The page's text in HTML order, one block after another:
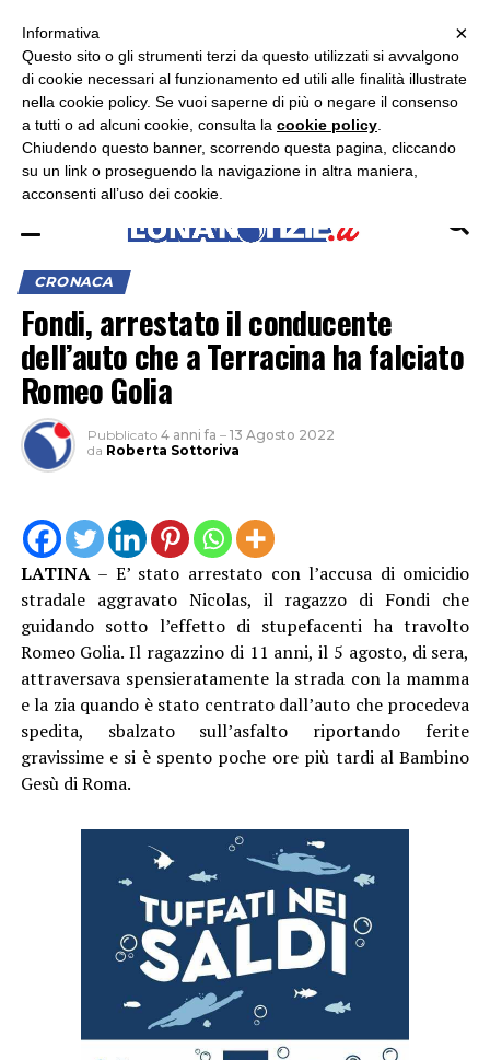
ASCOLTA RADIO LUNA
CRONACA
Fondi, arrestato il conducente
dell’auto che a Terracina ha falciato
Romeo Golia
Pubblicato 4 anni fa – 13 Agosto 2022
da Roberta Sottoriva
LATINA– E’ stato arrestato con l’accusa di omicidio
stradale aggravato Nicolas, il ragazzo di Fondi che
guidando sotto l’effetto di stupefacenti ha travolto
Romeo Golia. Il ragazzino di 11 anni, il 5 agosto, di sera,
attraversava spensieratamente la strada con la mamma
e la zia quando è stato centrato dall’auto che procedeva
spedita, sbalzato sull’asfalto riportando ferite
gravissime e si è spento poche ore più tardi al Bambino
Gesù di Roma.
×
×
Informativa
Questo sito o gli strumenti terzi da questo utilizzati si avvalgono
di cookie necessari al funzionamento ed utili alle finalità illustrate
nella cookie policy. Se vuoi saperne di più o negare il consenso
a tutti o ad alcuni cookie, consulta la cookie policy
Chiudendo questo banner, scorrendo questa pagina, cliccando
su un link o proseguendo la navigazione in altra maniera,
acconsenti all’uso dei cookie.